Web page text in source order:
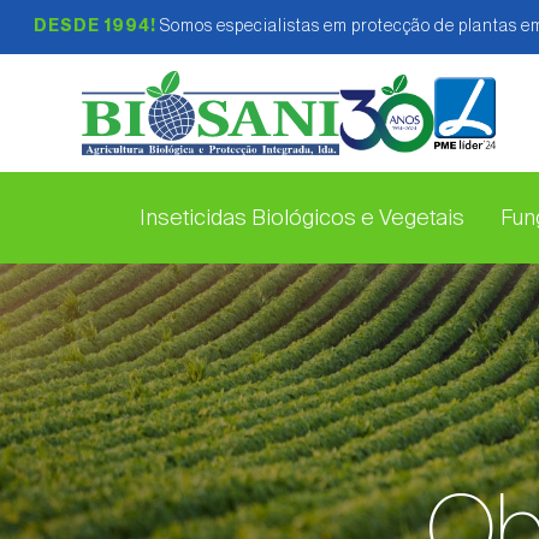
DESDE 1994! Somos especialistas em protecção de plantas
Inseticidas Biológicos e Vegetais